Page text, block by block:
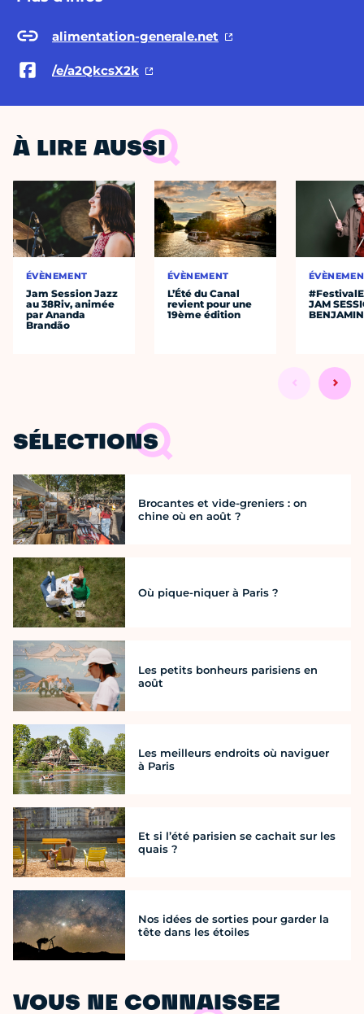
alimentation-generale.net
/e/a2QkcsX2k
À LIRE AUSSI
ÉVÈNEMENT
Jam Session Jazz
au 38Riv, animée
par Ananda
Brandão
ÉVÈNEMENT
L’Été du Canal
revient pour une
19ème édition
JAM
SÉLECTIONS
Brocantes et vide-greniers : on
chine où en août ?
Où pique-niquer à Paris ?
Les petits bonheurs parisiens en
août
Les meilleurs endroits où naviguer
à Paris
Et si l’été parisien se cachait sur les
quais ?
Nos idées de sorties pour garder la
tête dans les étoiles
VOUS NE CONNAISSEZ